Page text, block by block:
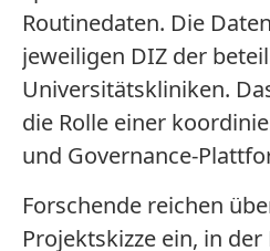
Routinedaten. Die
jeweiligen DIZ der
Universitätskliniken.
die Rolle einer
und Governance-
Forschende reichen
Projektskizze ein, in